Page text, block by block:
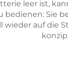
leer ist,
bedienen: Sie
wieder auf die